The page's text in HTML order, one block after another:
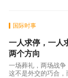
国际时事
一人求停，一人
两个方向
一场葬礼，两场战争
这不是外交的巧合